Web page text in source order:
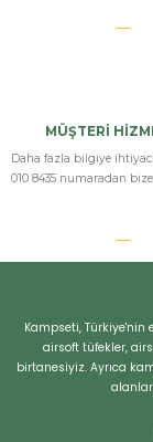
MÜŞTERİ
Daha fazla bilgiye
010 8435 numaradan
Kampseti, Türkiye'nin
airsoft tüfekler,
birtanesiyiz. Ayrıca